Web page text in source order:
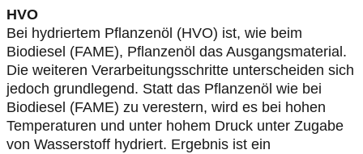
HVO
Bei hydriertem Pflanzenöl (HVO) ist, wie beim
Biodiesel (FAME), Pflanzenöl das Ausgangsmaterial.
Die weiteren Verarbeitungsschritte unterscheiden sich
jedoch grundlegend. Statt das Pflanzenöl wie bei
Biodiesel (FAME) zu verestern, wird es bei hohen
Temperaturen und unter hohem Druck unter Zugabe
von Wasserstoff hydriert. Ergebnis ist ein